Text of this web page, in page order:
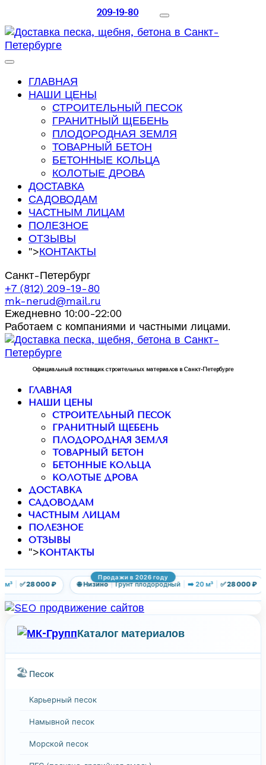
209-19-80
ГЛАВНАЯ
НАШИ ЦЕНЫ
СТРОИТЕЛЬНЫЙ ПЕСОК
ГРАНИТНЫЙ ЩЕБЕНЬ
ПЛОДОРОДНАЯ ЗЕМЛЯ
ТОВАРНЫЙ БЕТОН
БЕТОННЫЕ КОЛЬЦА
КОЛОТЫЕ ДРОВА
ДОСТАВКА
САДОВОДАМ
ЧАСТНЫМ ЛИЦАМ
ПОЛЕЗНОЕ
ОТЗЫВЫ
">КОНТАКТЫ
Санкт-Петербург
+7 (812) 209-19-80
mk-nerud@mail.ru
Ежедневно 10:00-22:00
Работаем с компаниями и частными лицами.
Официальный поставщик строительных материалов в Санкт-Петербурге
ГЛАВНАЯ
НАШИ ЦЕНЫ
СТРОИТЕЛЬНЫЙ ПЕСОК
ГРАНИТНЫЙ ЩЕБЕНЬ
ПЛОДОРОДНАЯ ЗЕМЛЯ
ТОВАРНЫЙ БЕТОН
БЕТОННЫЕ КОЛЬЦА
КОЛОТЫЕ ДРОВА
ДОСТАВКА
САДОВОДАМ
ЧАСТНЫМ ЛИЦАМ
ПОЛЕЗНОЕ
ОТЗЫВЫ
">КОНТАКТЫ
Продажи в 2026 году
| ✅ 28 000 ₽ 🌐 Низино | Грунт плодородный | ➡️ 20 м³ | ✅ 28 000 ₽
Каталог материалов
🏖️ Песок
Карьерный песок
Намывной песок
Морской песок